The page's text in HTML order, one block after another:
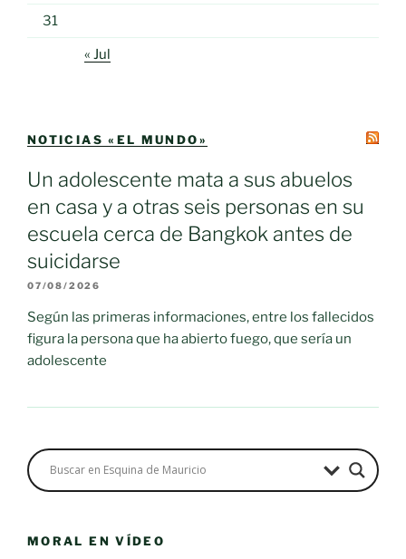
31
« Jul
NOTICIAS «EL MUNDO»
Un adolescente mata a sus abuelos
en casa y a otras seis personas en su
escuela cerca de Bangkok antes de
suicidarse
07/08/2026
Según las primeras informaciones, entre los fallecidos
figura la persona que ha abierto fuego, que sería un
adolescente
MORAL EN VÍDEO